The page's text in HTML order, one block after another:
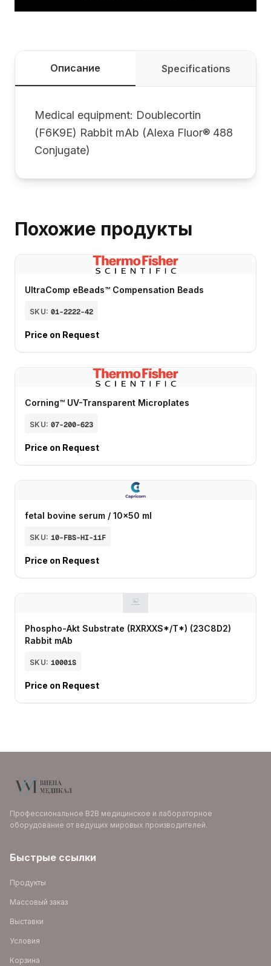
Описание Specifications
Medical equipment: Doublecortin
(F6K9E) Rabbit mAb (Alexa Fluor® 488
Conjugate)
Похожие продукты
UltraComp eBeads™ Compensation Beads
SKU: 01-2222-42
Price on Request
Corning™ UV-Transparent Microplates
SKU: 07-200-623
Price on Request
fetal bovine serum / 10x50 ml
SKU: 10-FBS-HI-11F
Price on Request
Phospho-Akt Substrate (RXRXXS*/T*) (23C8D2)
Rabbit mAb
SKU: 10001S
Price on Request
Профессиональное B2B медицинское и лабораторное
оборудование от ведущих мировых производителей.
Быстрые ссылки
Продукты
Массовый заказ
Выставки
Условия
Корзина